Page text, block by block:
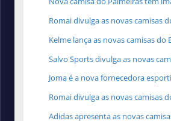
Romai divulga as novas camisas
Kelme lança as novas camisas do
Salvo Sports divulga as novas
Joma é a nova fornecedora
Romai divulga as novas camisas
Adidas apresenta as novas